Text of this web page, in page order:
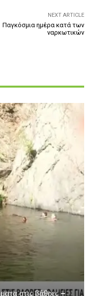
NEXT ARTICLE
Παγκόσμια ημέρα κατά των
ναρκωτικών
στις βάθρες –